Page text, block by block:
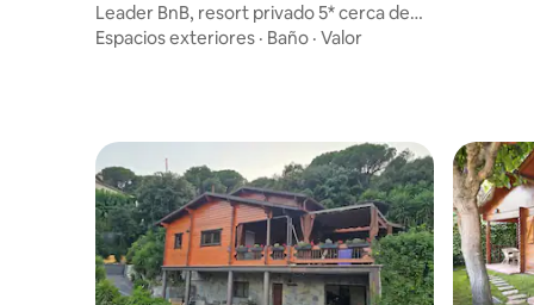
Leader BnB, resort privado 5* cerca de
BCN, tren
Espacios exteriores · Baño · Valor